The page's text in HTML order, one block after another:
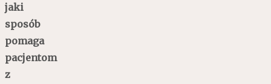
jaki
sposób
pomaga
pacjentom
z